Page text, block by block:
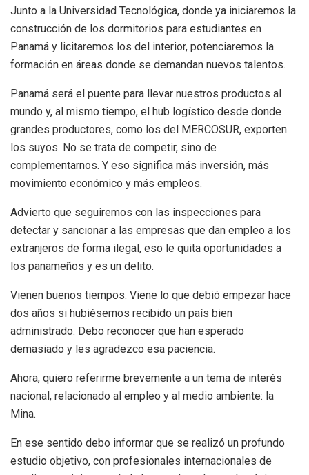
Junto a la Universidad Tecnológica, donde ya iniciaremos la
construcción de los dormitorios para estudiantes en
Panamá y licitaremos los del interior, potenciaremos la
formación en áreas donde se demandan nuevos talentos.
Panamá será el puente para llevar nuestros productos al
mundo y, al mismo tiempo, el hub logístico desde donde
grandes productores, como los del MERCOSUR, exporten
los suyos. No se trata de competir, sino de
complementarnos. Y eso significa más inversión, más
movimiento económico y más empleos.
Advierto que seguiremos con las inspecciones para
detectar y sancionar a las empresas que dan empleo a los
extranjeros de forma ilegal, eso le quita oportunidades a
los panameños y es un delito.
Vienen buenos tiempos. Viene lo que debió empezar hace
dos años si hubiésemos recibido un país bien
administrado. Debo reconocer que han esperado
demasiado y les agradezco esa paciencia.
Ahora, quiero referirme brevemente a un tema de interés
nacional, relacionado al empleo y al medio ambiente: la
Mina.
En ese sentido debo informar que se realizó un profundo
estudio objetivo, con profesionales internacionales de